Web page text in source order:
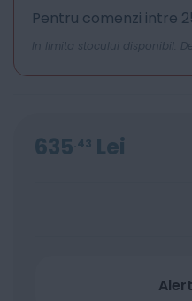
Pentru comenzi intre
In limita stocului disponibil.
635 43 Lei